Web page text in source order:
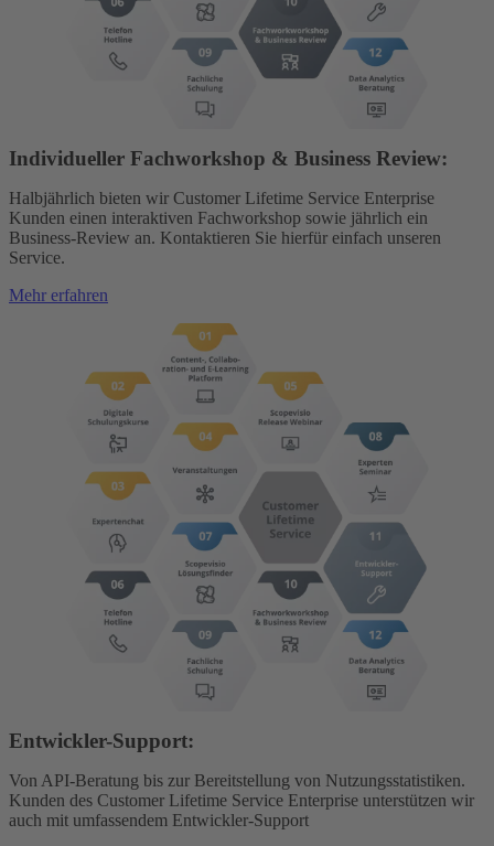
Individueller Fachworkshop & Business Review:
Halbjährlich bieten wir Customer Lifetime Service Enterprise
Kunden einen interaktiven Fachworkshop sowie jährlich ein
Business-Review an. Kontaktieren Sie hierfür einfach unseren
Service.
Mehr erfahren
Entwickler-Support:
Von API-Beratung bis zur Bereitstellung von Nutzungsstatistiken.
Kunden des Customer Lifetime Service Enterprise unterstützen wir
auch mit umfassendem Entwickler-Support